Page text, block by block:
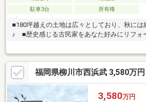
駐車3台
所有権
■180坪越えの土地は広々としており、秋には
♪ ■歴史感じる古民家をあなた好みにリフォ
福岡県柳川市西浜武 3,580万
3,580万円